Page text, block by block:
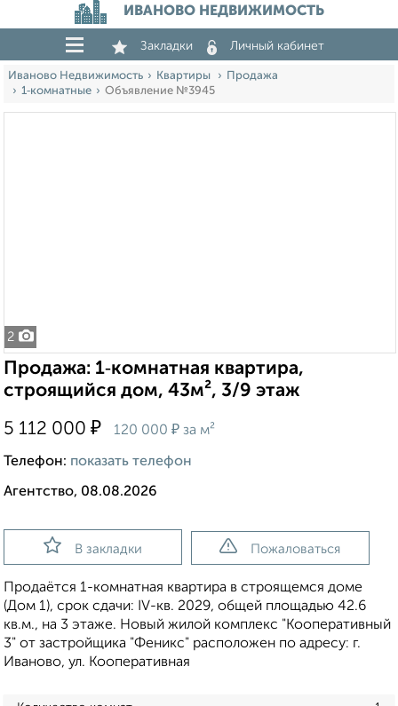
ИВАНОВО НЕДВИЖИМОСТЬ
Закладки Личный кабинет
Иваново Недвижимость Квартиры
Продажа
1‑комнатные
Объявление №3945
2
Продажа: 1‑комнатная квартира,
строящийся дом, 43м², 3/9 этаж
5 112 000 ₽ 120 000 ₽ за м²
Телефон: показать телефон
Агентство, 08.08.2026
В закладки Пожаловаться
Продаётся 1-комнатная квартира в строящемся доме
(Дом 1), срок сдачи: IV-кв. 2029, общей площадью 42.6
кв.м., на 3 этаже. Новый жилой комплекс "Кооперативный
3" от застройщика "Феникс" расположен по адресу: г.
Иваново, ул. Кооперативная